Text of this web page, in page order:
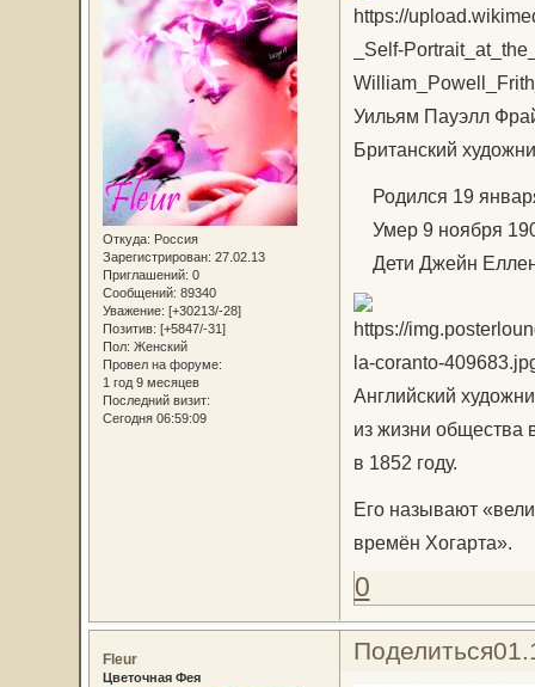
Откуда: Россия
Зарегистрирован: 27.02.13
Приглашений: 0
Сообщений: 89340
Уважение: [+30213/-28]
Позитив: [+5847/-31]
Пол: Женский
Провел на форуме:
1 год 9 месяцев
Последний визит:
Сегодня 06:59:09
Уильям Пауэлл
Британский
Родился 19
Умер 9 ноября
Дети Джейн
Английский
из жизни общества
в 1852 году.
Его называют
времён Хогарта».
0
Поделиться
Fleur
Цветочная Фея